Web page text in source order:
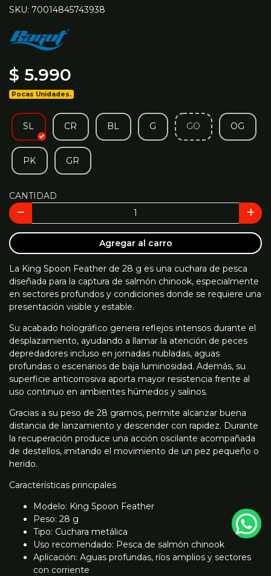
SKU: 70014845743938
$ 5.990
Pocas Unidades.
SL CR BL G GO OG
PK GR
CANTIDAD
Agregar al carro
La King Spoon Feather de 28 g es una cuchara de pesca
diseñada para la captura de salmón chinook, especialmente
en sectores profundos y condiciones donde se requiere una
presentación visible y estable.
Su acabado holográfico genera reflejos intensos durante el
desplazamiento, ayudando a llamar la atención de peces
depredadores incluso en jornadas nubladas, aguas
profundas o escenarios de baja luminosidad. Además, su
superficie anticorrosiva aporta mayor resistencia frente al
uso continuo en ambientes húmedos y salinos.
Gracias a su peso de 28 gramos, permite alcanzar buena
distancia de lanzamiento y descender con rapidez. Durante
la recuperación produce una acción oscilante acompañada
de destellos, imitando el movimiento de un pez pequeño o
herido.
Características principales
Modelo: King Spoon Feather
Peso: 28 g
Tipo: Cuchara metálica
Uso recomendado: Pesca de salmón chinook
Aplicación: Aguas profundas, ríos amplios y sectores
con corriente